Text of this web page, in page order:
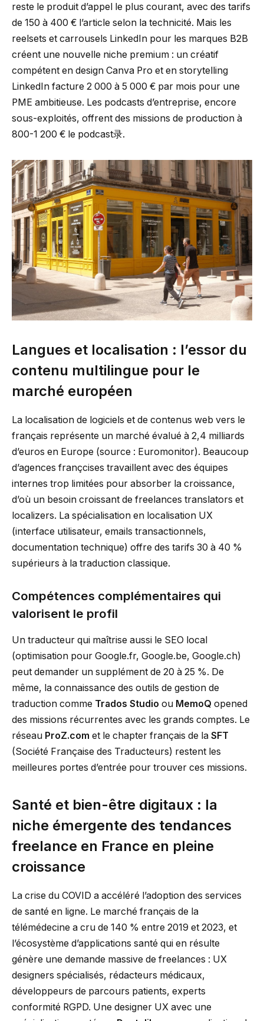
reste le produit d’appel le plus courant, avec des tarifs
de 150 à 400 € l’article selon la technicité. Mais les
reelsets et carrousels LinkedIn pour les marques B2B
créent une nouvelle niche premium : un créatif
compétent en design Canva Pro et en storytelling
LinkedIn facture 2 000 à 5 000 € par mois pour une
PME ambitieuse. Les podcasts d’entreprise, encore
sous-exploités, offrent des missions de production à
800-1 200 € le podcast录.
Langues et localisation : l’essor du
contenu multilingue pour le
marché européen
La localisation de logiciels et de contenus web vers le
français représente un marché évalué à 2,4 milliards
d’euros en Europe (source : Euromonitor). Beaucoup
d’agences françcises travaillent avec des équipes
internes trop limitées pour absorber la croissance,
d’où un besoin croissant de freelances translators et
localizers. La spécialisation en localisation UX
(interface utilisateur, emails transactionnels,
documentation technique) offre des tarifs 30 à 40 %
supérieurs à la traduction classique.
Compétences complémentaires qui
valorisent le profil
Un traducteur qui maîtrise aussi le SEO local
(optimisation pour Google.fr, Google.be, Google.ch)
peut demander un supplément de 20 à 25 %. De
même, la connaissance des outils de gestion de
traduction comme Trados Studio ou MemoQ opened
des missions récurrentes avec les grands comptes. Le
réseau ProZ.com et le chapter français de la SFT
(Société Française des Traducteurs) restent les
meilleures portes d’entrée pour trouver ces missions.
Santé et bien-être digitaux : la
niche émergente des tendances
freelance en France en pleine
croissance
La crise du COVID a accéléré l’adoption des services
de santé en ligne. Le marché français de la
télémédecine a cru de 140 % entre 2019 et 2023, et
l’écosystème d’applications santé qui en résulte
génère une demande massive de freelances : UX
designers spécialisés, rédacteurs médicaux,
développeurs de parcours patients, experts
conformité RGPD. Une designer UX avec une